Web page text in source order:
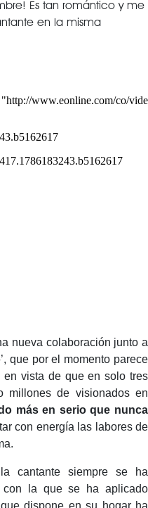
Es tan romántico y me
en la misma
nueva colaboración junto a
que por el momento parece
en vista de que en solo tres
millones de visionados en
más en serio que nunca
con energía las labores de
cantante siempre se ha
con la que se ha aplicado
dispone en su hogar ha